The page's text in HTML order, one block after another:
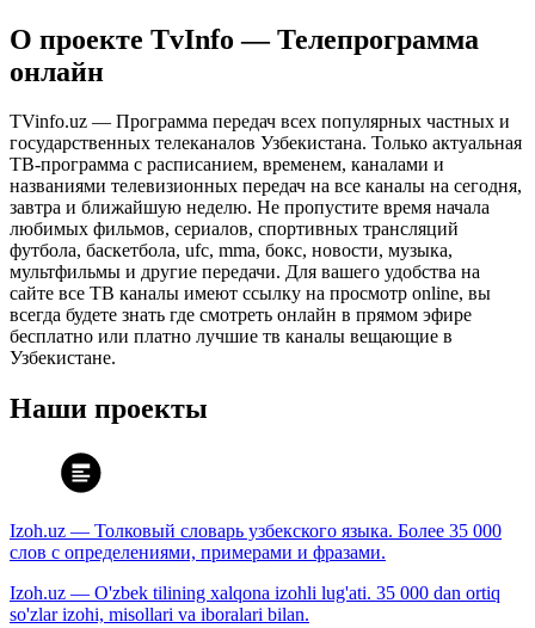
О проекте TvInfo — Телепрограмма
онлайн
TVinfo.uz — Программа передач всех популярных частных и
государственных телеканалов Узбекистана. Только актуальная
ТВ-программа с расписанием, временем, каналами и
названиями телевизионных передач на все каналы на сегодня,
завтра и ближайшую неделю. Не пропустите время начала
любимых фильмов, сериалов, спортивных трансляций
футбола, баскетбола, ufc, mma, бокс, новости, музыка,
мультфильмы и другие передачи. Для вашего удобства на
сайте все ТВ каналы имеют ссылку на просмотр online, вы
всегда будете знать где смотреть онлайн в прямом эфире
бесплатно или платно лучшие тв каналы вещающие в
Узбекистане.
Наши проекты
Izoh.uz — Толковый словарь узбекского языка. Более 35 000
слов с определениями, примерами и фразами.
Izoh.uz — O'zbek tilining xalqona izohli lug'ati. 35 000 dan ortiq
so'zlar izohi, misollari va iboralari bilan.